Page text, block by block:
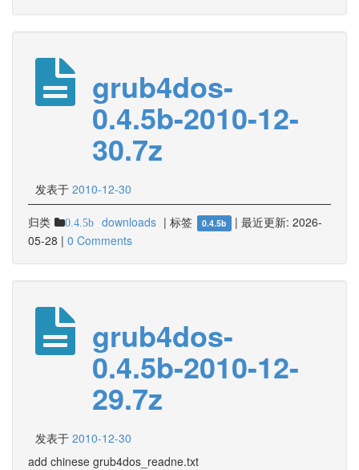
grub4dos-
0.4.5b-2010-12-
30.7z
发表于 2010-12-30
归类 0.4.5b downloads | 标签 0.4.5b | 最近更新: 2026-
05-28 | 0 Comments
grub4dos-
0.4.5b-2010-12-
29.7z
发表于 2010-12-30
add chinese grub4dos_readne.txt